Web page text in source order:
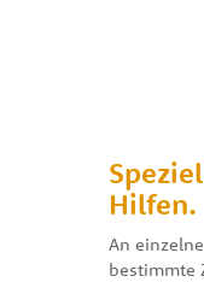
Hilfen.
An
bestimmte